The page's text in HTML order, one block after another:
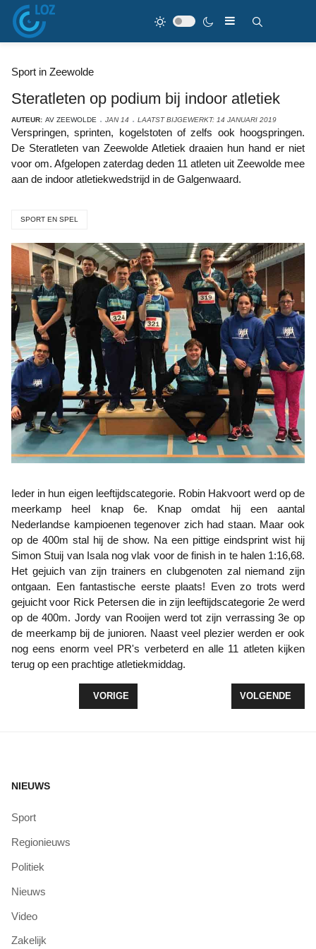
Sport in Zeewolde
Steratleten op podium bij indoor atletiek
AUTEUR: AV ZEEWOLDE JAN 14 LAATST BIJGEWERKT: 14 JANUARI 2019
Verspringen, sprinten, kogelstoten of zelfs ook hoogspringen.
De Steratleten van Zeewolde Atletiek draaien hun hand er niet
voor om. Afgelopen zaterdag deden 11 atleten uit Zeewolde mee
aan de indoor atletiekwedstrijd in de Galgenwaard.
SPORT EN SPEL
Ieder in hun eigen leeftijdscategorie. Robin Hakvoort werd op de
meerkamp heel knap 6e. Knap omdat hij een aantal
Nederlandse kampioenen tegenover zich had staan. Maar ook
op de 400m stal hij de show. Na een pittige eindsprint wist hij
Simon Stuij van Isala nog vlak voor de finish in te halen 1:16,68.
Het gejuich van zijn trainers en clubgenoten zal niemand zijn
ontgaan. Een fantastische eerste plaats! Even zo trots werd
gejuicht voor Rick Petersen die in zijn leeftijdscategorie 2e werd
op de 400m. Jordy van Rooijen werd tot zijn verrassing 3e op
de meerkamp bij de junioren. Naast veel plezier werden er ook
nog eens enorm veel PR's verbeterd en alle 11 atleten kijken
terug op een prachtige atletiekmiddag.
VORIG ARTIKEL: DEELNEMERS LOKO-LOOP
VORIGE VOLGENDE
VOLGENDE
NIEUWS
Sport
Regionieuws
Politiek
Nieuws
Video
Zakelijk